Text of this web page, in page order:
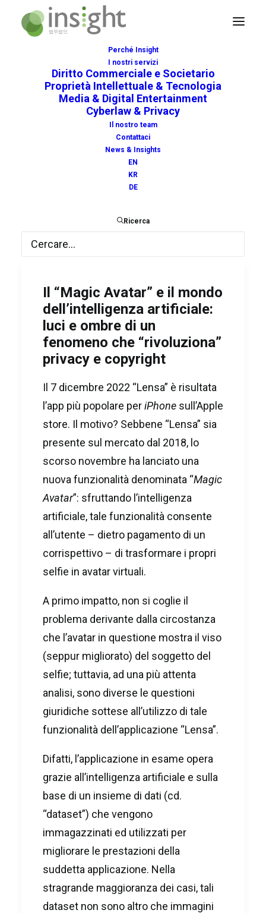
Perché Insight
I nostri servizi
Diritto Commerciale e Societario
Proprietà Intellettuale & Tecnologia
Media & Digital Entertainment
Cyberlaw & Privacy
Il nostro team
Contattaci
News & Insights
EN
KR
DE
Ricerca
interest
Il “Magic Avatar” e il mondo
dell’intelligenza artificiale:
luci e ombre di un
fenomeno che “rivoluziona”
privacy e copyright
Il 7 dicembre 2022 “Lensa” è risultata
l’app più popolare periPhone sull’Apple
store. Il motivo? Sebbene “Lensa” sia
presente sul mercato dal 2018, lo
scorso novembre ha lanciato una
nuova funzionalità denominata “Magic
Avatar”: sfruttando l’intelligenza
artificiale, tale funzionalità consente
all’utente – dietro pagamento di un
corrispettivo – di trasformare i propri
selfie in avatar virtuali.
A primo impatto, non si coglie il
problema derivante dalla circostanza
che l’avatar in questione mostra il viso
(seppur migliorato) del soggetto del
selfie; tuttavia, ad una più attenta
analisi, sono diverse le questioni
giuridiche sottese all’utilizzo di tale
funzionalità dell’applicazione “Lensa”.
Difatti, l’applicazione in esame opera
grazie all’intelligenza artificiale e sulla
base di un insieme di dati (cd.
“dataset”) che vengono
immagazzinati ed utilizzati per
migliorare le prestazioni della
suddetta applicazione. Nella
stragrande maggioranza dei casi, tali
dataset non sono altro che immagini